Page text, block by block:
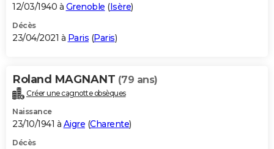
12/03/1940 à Grenoble (Isère)
Décès
23/04/2021 à Paris (Paris)
Roland MAGNANT (79 ans)
Créer une cagnotte obsèques
Naissance
23/10/1941 à Aigre (Charente)
Décès